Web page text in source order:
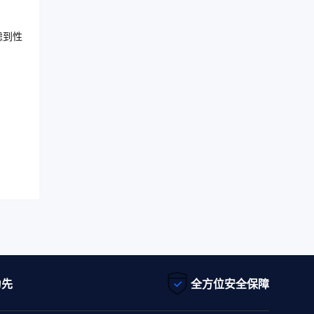
性
全方位安全保障